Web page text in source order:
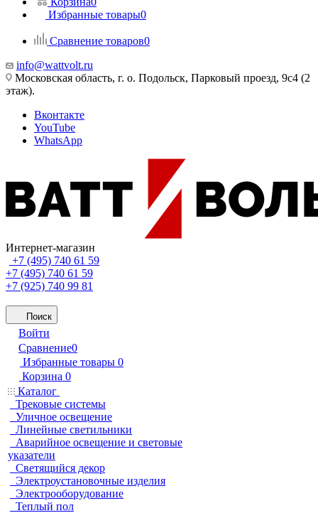
Избранные товары0
Сравнение товаров0
info@wattvolt.ru
Московская область, г. о. Подольск, Парковый проезд, 9с4 (2
этаж).
Вконтакте
YouTube
WhatsApp
Интернет-магазин
+7 (495) 740 61 59
+7 (495) 740 61 59
+7 (925) 740 99 81
Поиск
Войти
Сравнение0
Избранные товары 0
Корзина 0
Каталог
Трековые системы
Уличное освещение
Линейные светильники
Аварийное освещение и световые
указатели
Светящийся декор
Электроустановочные изделия
Электрооборудование
Теплый пол